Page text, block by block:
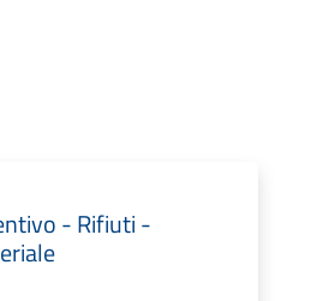
- Rifiuti -